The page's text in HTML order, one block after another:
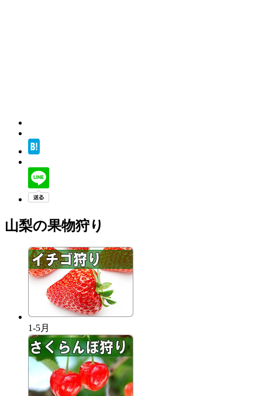
山梨の果物狩り
1-5月